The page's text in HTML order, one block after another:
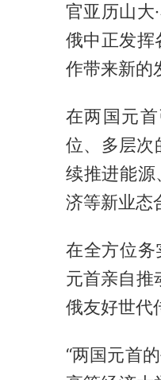
官亚历山大
俄中正发挥
作带来新的
在两国元
位、多层次
续推进能
济等新业态
在全方位务
元首亲自推
俄友好世代
“两国元首